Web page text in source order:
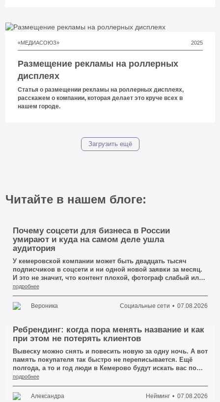
«МЕДИАСОЮЗ» 2025
Размещение рекламы на роллерных
дисплеях
Статья о размещении рекламы на роллерных дисплеях,
расскажем о компании, которая делает это круче всех в
нашем городе.
Загрузить ещё
Читайте в нашем блоге:
Почему соцсети для бизнеса в России
умирают и куда на самом деле ушла
аудитория
У кемеровской компании может быть двадцать тысяч
подписчиков в соцсети и ни одной новой заявки за месяц.
И это не значит, что контент плохой, фотограф слабый или
посты выходят слишком редко. Это значит, что подписчики
давно перестали быть покупателями — просто никто не
сказал об этом вслух.
подробнее
Вероника Социальные сети 07.08.2026
Ребрендинг: когда пора менять название и как
при этом не потерять клиентов
Вывеску можно снять и повесить новую за одну ночь. А вот
память покупателя так быстро не переписывается. Ещё
полгода, а то и год люди в Кемерово будут искать вас по
старому имени, заходить на старый профиль в соцсети,
доставать визитку из кошелька и звонить по номеру,
который вы давно сменили в шапке сайта.
подробнее
Александра Нейминг 07.08.2026